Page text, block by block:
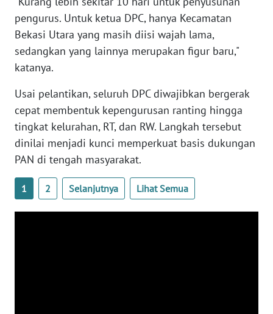
pengurus. Untuk ketua DPC, hanya Kecamatan
Bekasi Utara yang masih diisi wajah lama,
sedangkan yang lainnya merupakan figur baru,"
katanya.
Usai pelantikan, seluruh DPC diwajibkan bergerak
cepat membentuk kepengurusan ranting hingga
tingkat kelurahan, RT, dan RW. Langkah tersebut
dinilai menjadi kunci memperkuat basis dukungan
PAN di tengah masyarakat.
1 2 Selanjutnya Lihat Semua
WN
JATENG
WN
WN
JOGJA
WN
JATIM